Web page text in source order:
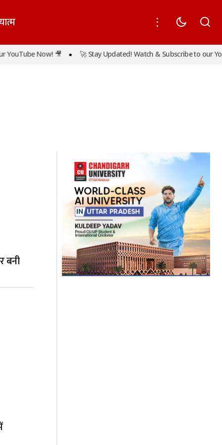
Now! 🎥 🚀 Stay Updated! Watch & Subscribe to our
बनी